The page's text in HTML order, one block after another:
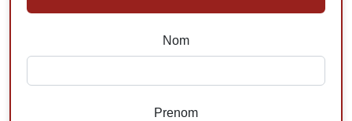
Nom
Prenom